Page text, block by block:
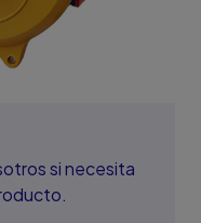
si necesita